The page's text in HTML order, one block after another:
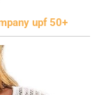
upf 50+